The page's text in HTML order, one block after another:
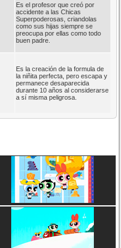
Es el profesor que creó por
accidente a las Chicas
Superpoderosas, criandolas
como sus hijas siempre se
preocupa por ellas como todo
buen padre.
Es la creación de la formula de
la niñita perfecta, pero escapa y
permanece desaparecida
durante 10 años al considerarse
a sí misma peligrosa.